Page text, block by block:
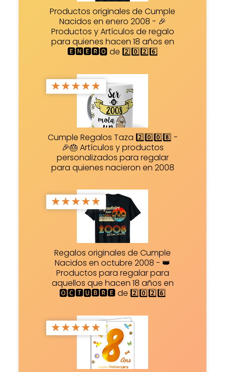
Productos originales de Cumple
Nacidos en enero 2008 - 🎉
Productos y Artículos de regalo
para quienes hacen 18 años en
🅴🅽🅴🆁🅾 de 2️⃣0️⃣2️⃣6️⃣
★★★★★
Cumple Regalos Taza 2️⃣0️⃣0️⃣8️⃣ -
🎉🎂 Artículos y productos
personalizados para regalar
para quienes nacieron en 2008
★★★★★
Regalos originales de Cumple
Nacidos en octubre 2008 - 👑
Productos para regalar para
aquellos que hacen 18 años en
🅾🅲🆃🆄🅱🆁🅴 de 2️⃣0️⃣2️⃣6️⃣
★★★★★